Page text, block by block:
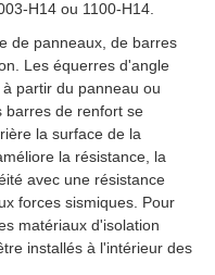
H14 ou 1100-H14.
de panneaux, de barres
Les équerres d'angle
partir du panneau ou
barres de renfort se
la surface de la
la résistance, la
avec une résistance
forces sismiques. Pour
matériaux d'isolation
installés à l'intérieur des